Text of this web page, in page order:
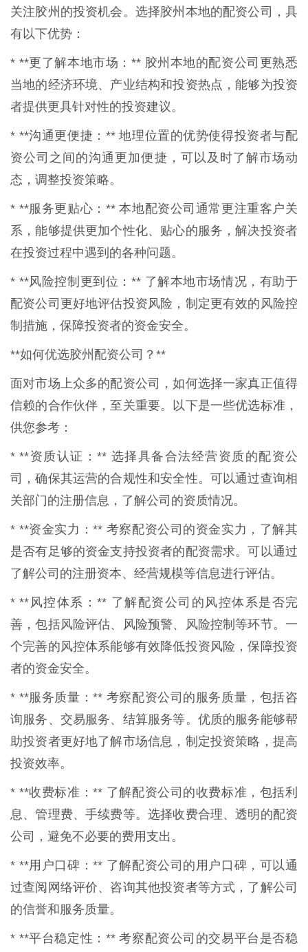
关注胶州的投资机会。选择胶州本地的配资公司，具
有以下优势：
* **更了解本地市场：** 胶州本地的配资公司更熟悉
当地的经济环境、产业结构和投资热点，能够为投资
者提供更具针对性的投资建议。
* **沟通更便捷：** 地理位置的优势使得投资者与配
资公司之间的沟通更加便捷，可以及时了解市场动
态，调整投资策略。
* **服务更贴心：** 本地配资公司通常更注重客户关
系，能够提供更加个性化、贴心的服务，解决投资者
在投资过程中遇到的各种问题。
* **风险控制更到位：** 了解本地市场情况，有助于
配资公司更好地评估投资风险，制定更有效的风险控
制措施，保障投资者的资金安全。
**如何优选胶州配资公司？**
面对市场上众多的配资公司，如何选择一家真正值得
信赖的合作伙伴，至关重要。以下是一些优选标准，
供您参考：
* **资质认证：** 选择具备合法经营资质的配资公
司，确保其运营的合规性和安全性。可以通过查询相
关部门的注册信息，了解公司的资质情况。
* **资金实力：** 考察配资公司的资金实力，了解其
是否有足够的资金支持投资者的配资需求。可以通过
了解公司的注册资本、经营规模等信息进行评估。
* **风控体系：** 了解配资公司的风控体系是否完
善，包括风险评估、风险预警、风险控制等环节。一
个完善的风控体系能够有效降低投资风险，保障投资
者的资金安全。
* **服务质量：** 考察配资公司的服务质量，包括咨
询服务、交易服务、结算服务等。优质的服务能够帮
助投资者更好地了解市场信息，制定投资策略，提高
投资效率。
* **收费标准：** 了解配资公司的收费标准，包括利
息、管理费、手续费等。选择收费合理、透明的配资
公司，避免不必要的费用支出。
* **用户口碑：** 了解配资公司的用户口碑，可以通
过查阅网络评价、咨询其他投资者等方式，了解公司
的信誉和服务质量。
* **平台稳定性：** 考察配资公司的交易平台是否稳